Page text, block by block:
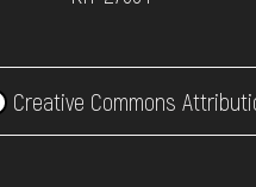
Creative Commons